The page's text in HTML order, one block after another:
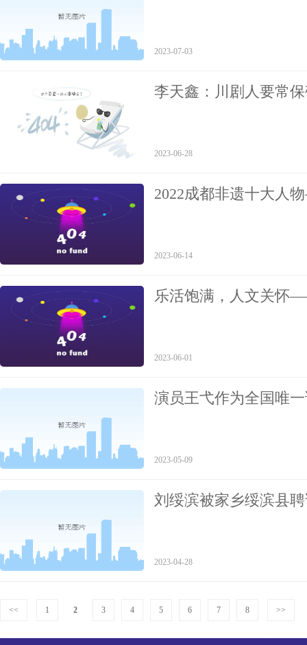
2023-07-03
李天鑫：川剧人要常
2023-06-28
2022成都非遗十大人
2023-06-14
乐活饱满，人文关怀
2023-06-01
演员王弋作为全国唯
2023-05-09
刘绥滨被家乡绥滨县
2023-04-28
<< 1 2 3 4 5 6 7 8 >>